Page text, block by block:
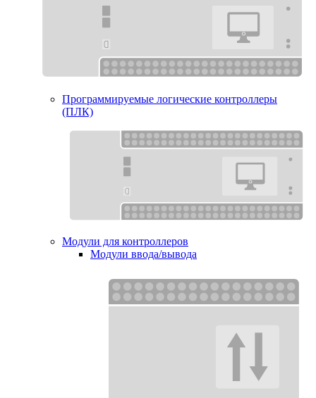
Программируемые логические контроллеры
(ПЛК)
Модули для контроллеров
Модули ввода/вывода